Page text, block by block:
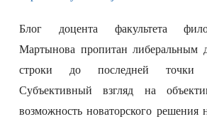
Блог доцента факультета
Мартынова пропитан либеральным
строки до последней точки
Субъективный взгляд на
возможность новаторского